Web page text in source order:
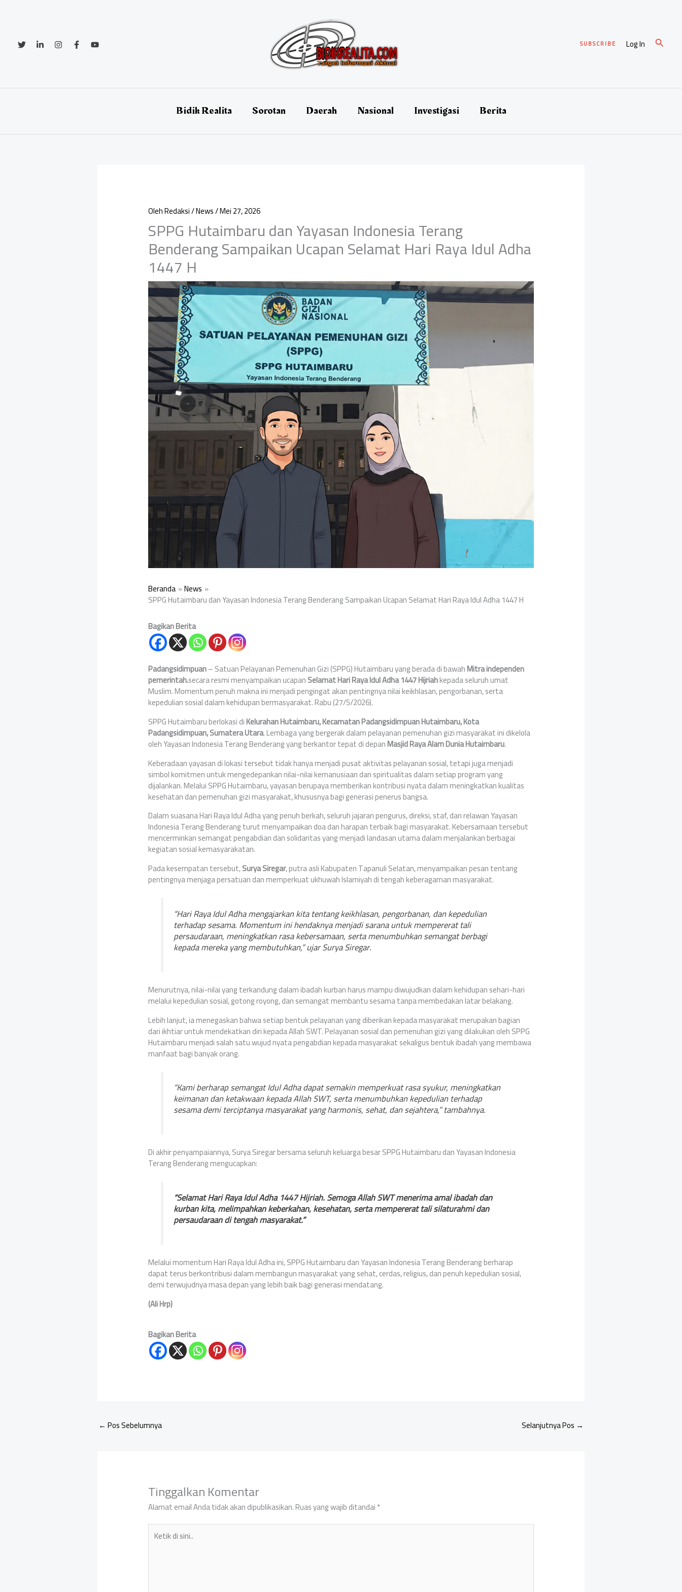
SUBSCRIBE Log In Cari
Bidik Realita Sorotan Daerah Nasional Investigasi Berita
OlehRedaksi/News/Mei 27, 2026
SPPG Hutaimbaru dan Yayasan Indonesia Terang
Benderang Sampaikan Ucapan Selamat Hari Raya Idul Adha
1447 H
Beranda News
SPPG Hutaimbaru dan Yayasan Indonesia Terang Benderang Sampaikan Ucapan Selamat Hari Raya Idul Adha 1447 H
Bagikan Berita
Padangsidimpuan– Satuan Pelayanan Pemenuhan Gizi (SPPG) Hutaimbaru yang berada di bawahMitra independen
pemerintah.secara resmi menyampaikan ucapanSelamat Hari Raya Idul Adha 1447 Hijriahkepada seluruh umat
Muslim. Momentum penuh makna ini menjadi pengingat akan pentingnya nilai keikhlasan, pengorbanan, serta
kepedulian sosial dalam kehidupan bermasyarakat. Rabu (27/5/2026).
SPPG Hutaimbaru berlokasi diKelurahan Hutaimbaru, Kecamatan Padangsidimpuan Hutaimbaru, Kota
Padangsidimpuan, Sumatera Utara. Lembaga yang bergerak dalam pelayanan pemenuhan gizi masyarakat ini dikelola
oleh Yayasan Indonesia Terang Benderang yang berkantor tepat di depanMasjid Raya Alam Dunia Hutaimbaru.
Keberadaan yayasan di lokasi tersebut tidak hanya menjadi pusat aktivitas pelayanan sosial, tetapi juga menjadi
simbol komitmen untuk mengedepankan nilai-nilai kemanusiaan dan spiritualitas dalam setiap program yang
dijalankan. Melalui SPPG Hutaimbaru, yayasan berupaya memberikan kontribusi nyata dalam meningkatkan kualitas
kesehatan dan pemenuhan gizi masyarakat, khususnya bagi generasi penerus bangsa.
Dalam suasana Hari Raya Idul Adha yang penuh berkah, seluruh jajaran pengurus, direksi, staf, dan relawan Yayasan
Indonesia Terang Benderang turut menyampaikan doa dan harapan terbaik bagi masyarakat. Kebersamaan tersebut
mencerminkan semangat pengabdian dan solidaritas yang menjadi landasan utama dalam menjalankan berbagai
kegiatan sosial kemasyarakatan.
Pada kesempatan tersebut,Surya Siregar, putra asli Kabupaten Tapanuli Selatan, menyampaikan pesan tentang
pentingnya menjaga persatuan dan memperkuat ukhuwah Islamiyah di tengah keberagaman masyarakat.
“Hari Raya Idul Adha mengajarkan kita tentang keikhlasan, pengorbanan, dan kepedulian
terhadap sesama. Momentum ini hendaknya menjadi sarana untuk mempererat tali
persaudaraan, meningkatkan rasa kebersamaan, serta menumbuhkan semangat berbagi
kepada mereka yang membutuhkan,” ujar Surya Siregar.
Menurutnya, nilai-nilai yang terkandung dalam ibadah kurban harus mampu diwujudkan dalam kehidupan sehari-hari
melalui kepedulian sosial, gotong royong, dan semangat membantu sesama tanpa membedakan latar belakang.
Lebih lanjut, ia menegaskan bahwa setiap bentuk pelayanan yang diberikan kepada masyarakat merupakan bagian
dari ikhtiar untuk mendekatkan diri kepada Allah SWT. Pelayanan sosial dan pemenuhan gizi yang dilakukan oleh SPPG
Hutaimbaru menjadi salah satu wujud nyata pengabdian kepada masyarakat sekaligus bentuk ibadah yang membawa
manfaat bagi banyak orang.
“Kami berharap semangat Idul Adha dapat semakin memperkuat rasa syukur, meningkatkan
keimanan dan ketakwaan kepada Allah SWT, serta menumbuhkan kepedulian terhadap
sesama demi terciptanya masyarakat yang harmonis, sehat, dan sejahtera,” tambahnya.
Di akhir penyampaiannya, Surya Siregar bersama seluruh keluarga besar SPPG Hutaimbaru dan Yayasan Indonesia
Terang Benderang mengucapkan:
“Selamat Hari Raya Idul Adha 1447 Hijriah. Semoga Allah SWT menerima amal ibadah dan
kurban kita, melimpahkan keberkahan, kesehatan, serta mempererat tali silaturahmi dan
persaudaraan di tengah masyarakat.”
Melalui momentum Hari Raya Idul Adha ini, SPPG Hutaimbaru dan Yayasan Indonesia Terang Benderang berharap
dapat terus berkontribusi dalam membangun masyarakat yang sehat, cerdas, religius, dan penuh kepedulian sosial,
demi terwujudnya masa depan yang lebih baik bagi generasi mendatang.
(Ali Hrp)
Bagikan Berita
← Pos Sebelumnya Selanjutnya Pos →
Tinggalkan Komentar
Alamat email Anda tidak akan dipublikasikan.Ruas yang wajib ditandai*
Ketik